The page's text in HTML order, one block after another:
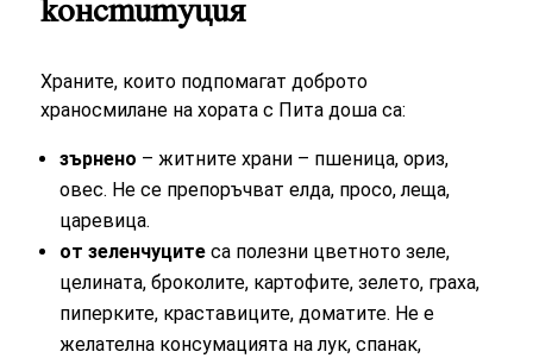
конституция
Храните, които подпомагат доброто
храносмилане на хората с Пита доша са:
зърнено – житните храни – пшеница, ориз,
овес. Не се препоръчват елда, просо, леща,
царевица.
от зеленчуцитеса полезни цветното зеле,
целината, броколите, картофите, зелето, граха,
пиперките, краставиците, доматите. Не е
желателна консумацията на лук, спанак,